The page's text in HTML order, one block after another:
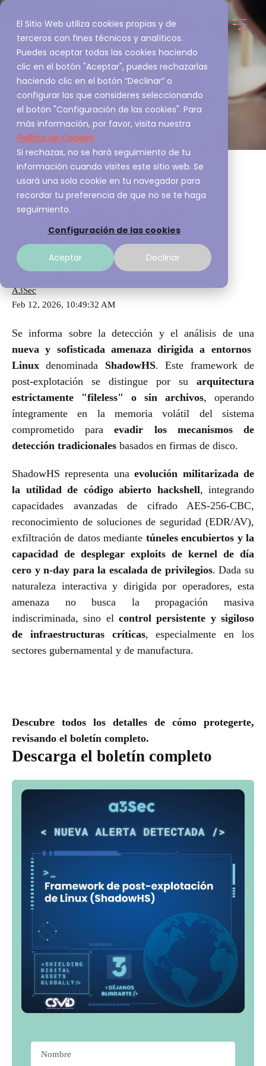
El Sitio Web utiliza cookies propias y de
terceros con fines técnicos y analíticos.
Puedes aceptar todas las cookies haciendo
clic en el botón "Aceptar", puedes rechazarlas
haciendo clic en el botón “Declinar” o
configurar las que consideres seleccionando
el botón "Configuración de las cookies". Para
más información, por favor, visita nuestra
Política de Cookies
Si rechazas, no se hará seguimiento de tu
información cuando visites este sitio web. Se
usará una sola cookie en tu navegador para
recordar tu preferencia de que no se te haga
seguimiento.
Configuración de las cookies
Aceptar Declinar
Framework de post-
explotación de Linux
(ShadowHS)
A3Sec
Feb 12, 2026, 10:49:32 AM
Se informa sobre la detección y el análisis de una
nueva y sofisticada amenaza dirigida a entornos
Linux denominada ShadowHS. Este framework de
post-explotación se distingue por su arquitectura
estrictamente "fileless" o sin archivos, operando
íntegramente en la memoria volátil del sistema
comprometido paraevadir los mecanismos de
detección tradicionales basados en firmas de disco.
ShadowHS representa unaevolución militarizada de
la utilidad de código abierto hackshell, integrando
capacidades avanzadas de cifrado AES-256-CBC,
reconocimiento de soluciones de seguridad (EDR/AV),
exfiltración de datos mediante túneles encubiertos y la
capacidad de desplegar exploits de kernel de día
cero y n-day para la escalada de privilegios. Dada su
naturaleza interactiva y dirigida por operadores, esta
amenaza no busca la propagación masiva
indiscriminada, sino el control persistente y sigiloso
de infraestructuras críticas, especialmente en los
sectores gubernamental y de manufactura.
Descubre todos los detalles de cómo protegerte,
revisando el boletín completo.
Descarga el boletín completo
Nombre